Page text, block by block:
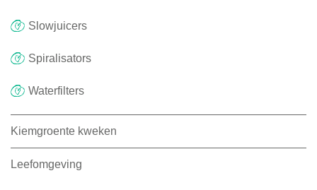
Slowjuicers
Spiralisators
Waterfilters
Kiemgroente kweken
Leefomgeving